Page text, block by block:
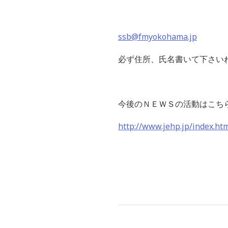
ssb@fmyokohama.jp
必ず住所、氏名書いて下さい
今後のＮＥＷＳの活動はこち
http://www.jehp.jp/